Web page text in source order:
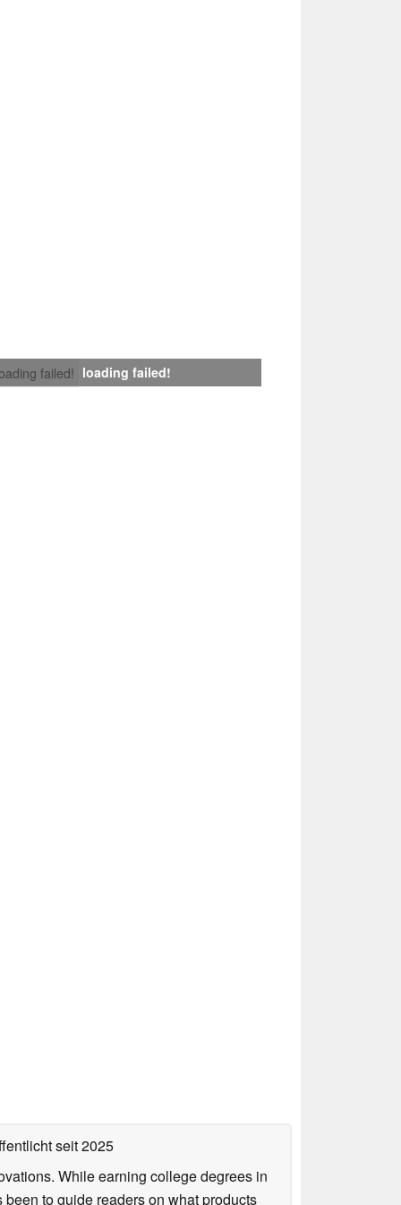
failed! loading failed!
seit 2025
While earning college degrees in
to guide readers on what products